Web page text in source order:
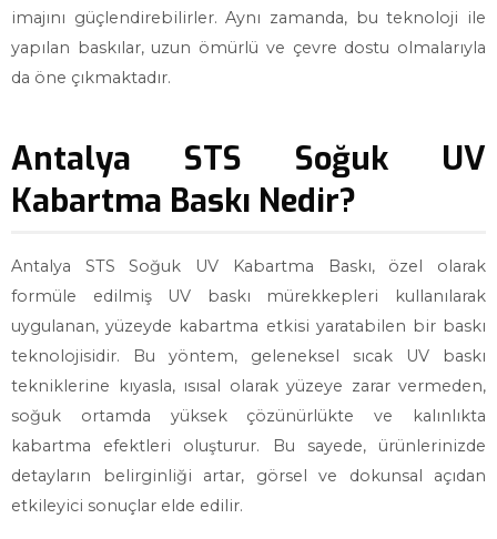
imajını güçlendirebilirler. Aynı zamanda, bu teknoloji ile
yapılan baskılar, uzun ömürlü ve çevre dostu olmalarıyla
da öne çıkmaktadır.
Antalya STS Soğuk UV
Kabartma Baskı Nedir?
Antalya STS Soğuk UV Kabartma Baskı, özel olarak
formüle edilmiş UV baskı mürekkepleri kullanılarak
uygulanan, yüzeyde kabartma etkisi yaratabilen bir baskı
teknolojisidir. Bu yöntem, geleneksel sıcak UV baskı
tekniklerine kıyasla, ısısal olarak yüzeye zarar vermeden,
soğuk ortamda yüksek çözünürlükte ve kalınlıkta
kabartma efektleri oluşturur. Bu sayede, ürünlerinizde
detayların belirginliği artar, görsel ve dokunsal açıdan
etkileyici sonuçlar elde edilir.